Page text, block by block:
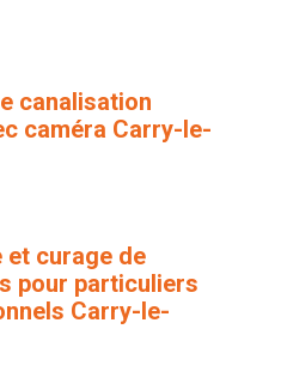
canalisation
caméra Carry-le-
et curage de
pour particuliers
Carry-le-